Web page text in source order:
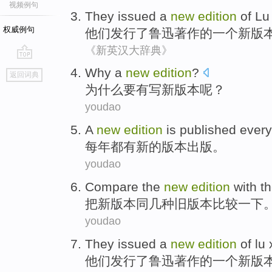
视频例句
权威例句
go
top
返回词典
They issued a new edition of
他们发行了鲁迅著作的一个新版
《新英汉大辞典》
Why a new edition?
为什么要有写新版本呢？
youdao
A new edition is published
每年都有新的版本出版。
youdao
Compare the new edition with
把新版本同 几种旧版本比较一下
youdao
They issued a new edition of lu
他们发行了鲁迅著作的一个新版